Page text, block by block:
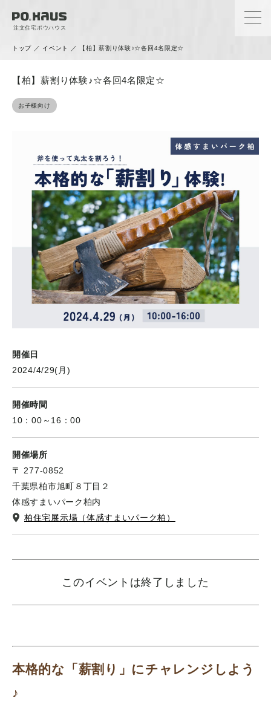
注文住宅ポウハウス
トップ ／ イベント ／ 【柏】薪割り体験♪☆各回4名限定☆
【柏】薪割り体験♪☆各回4名限定☆
お子様向け
開催日
2024/4/29(月)
開催時間
10：00～16：00
開催場所
〒 277-0852
千葉県柏市旭町８丁目２
体感すまいパーク柏内
柏住宅展示場（体感すまいパーク柏）
このイベントは終了しました
本格的な「薪割り」にチャレンジしよう
♪